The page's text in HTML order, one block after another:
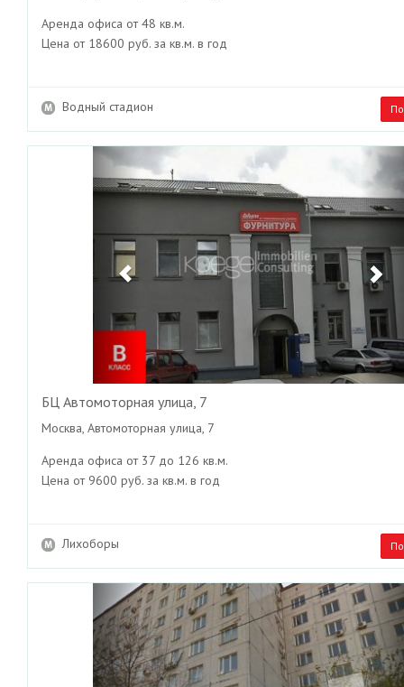
Аренда офиса от 48 кв.м.
Цена от 18600 руб. за кв.м. в год
Водный стадион
Previous
БЦ Автомоторная улица, 7
Москва, Автомоторная улица, 7
Аренда офиса от 37 до 126 кв.м.
Цена от 9600 руб. за кв.м. в год
Лихоборы
Previous